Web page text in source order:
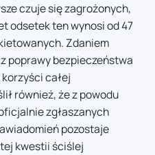
czuje się zagrożonych,
odsetek ten wynosi od 47
Zdaniem
poprawy bezpieczeństwa
całej
również, że z powodu
zgłaszanych
pozostaje
kwestii ściślej